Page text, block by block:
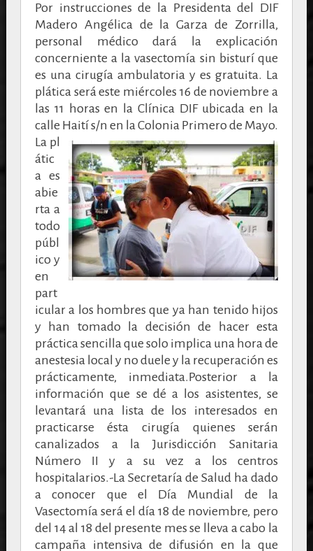
Por instrucciones de la Presidenta del DIF
Madero Angélica de la Garza de Zorrilla,
personal médico dará la explicación
concerniente a la vasectomía sin bisturí que
es una cirugía ambulatoria y es gratuita. La
plática será este miércoles 16 de noviembre a
las 11 horas en la Clínica DIF ubicada en la
calle Haití s/n en la Colonia Primero de Mayo.
La pl
átic
a es
abie
rta a
todo
públ
ico y
en
part
icular a los hombres que ya han tenido hijos
y han tomado la decisión de hacer esta
práctica sencilla que solo implica una hora de
anestesia local y no duele y la recuperación es
prácticamente, inmediata.Posterior a la
información que se dé a los asistentes, se
levantará una lista de los interesados en
practicarse ésta cirugía quienes serán
canalizados a la Jurisdicción Sanitaria
Número II y a su vez a los centros
hospitalarios.-La Secretaría de Salud ha dado
a conocer que el Día Mundial de la
Vasectomía será el día 18 de noviembre, pero
del 14 al 18 del presente mes se lleva a cabo la
campaña intensiva de difusión en la que